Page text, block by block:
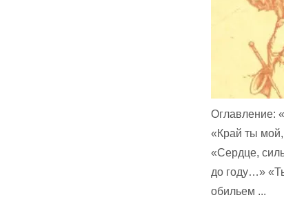
Оглавление:
«Край ты
«Сердце,
до году…»
обильем ...